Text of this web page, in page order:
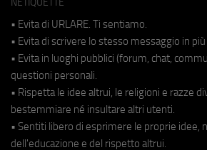
• Evita di URLARE. Ti sentiamo.
• Evita di scrivere lo stesso messaggio in
• Evita in luoghi pubblici (forum, chat,
questioni personali.
• Rispetta le idee altrui, le religioni e razze
bestemmiare né insultare altri utenti.
• Sentiti libero di esprimere le proprie idee,
dell'educazione e del rispetto altrui.